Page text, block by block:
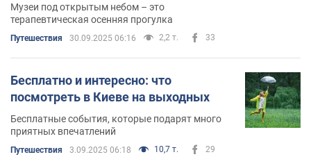
Музеи под открытым небом – это
терапевтическая осенняя прогулка
Путешествия 30.09.2025 06:16 2,2 т. 33
Бесплатно и интересно: что
посмотреть в Киеве на выходных
Бесплатные события, которые подарят много
приятных впечатлений
Путешествия 3.09.2025 06:18 10,7 т. 29